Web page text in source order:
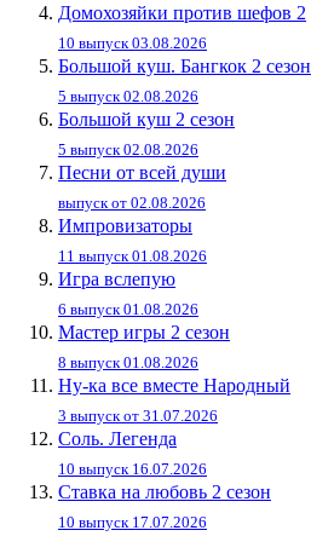
Домохозяйки против шефов 2
10 выпуск 03.08.2026
Большой куш. Бангкок 2 сезон
5 выпуск 02.08.2026
Большой куш 2 сезон
5 выпуск 02.08.2026
Песни от всей души
выпуск от 02.08.2026
Импровизаторы
11 выпуск 01.08.2026
Игра вслепую
6 выпуск 01.08.2026
Мастер игры 2 сезон
8 выпуск 01.08.2026
Ну-ка все вместе Народный
3 выпуск от 31.07.2026
Соль. Легенда
10 выпуск 16.07.2026
Ставка на любовь 2 сезон
10 выпуск 17.07.2026